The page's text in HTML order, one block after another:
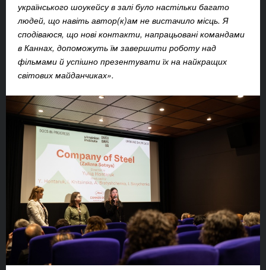
українського шоукейсу в залі було настільки багато
людей, що навіть автор(к)ам не вистачило місць. Я
сподіваюся, що нові контакти, напрацьовані командами
в Каннах, допоможуть їм завершити роботу над
фільмами й успішно презентувати їх на найкращих
світових майданчиках».